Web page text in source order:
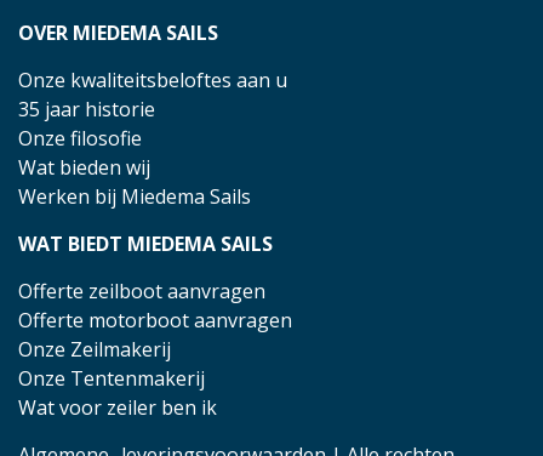
OVER MIEDEMA SAILS
Onze kwaliteitsbeloftes aan u
35 jaar historie
Onze filosofie
Wat bieden wij
Werken bij Miedema Sails
WAT BIEDT MIEDEMA SAILS
Offerte zeilboot aanvragen
Offerte motorboot aanvragen
Onze Zeilmakerij
Onze Tentenmakerij
Wat voor zeiler ben ik